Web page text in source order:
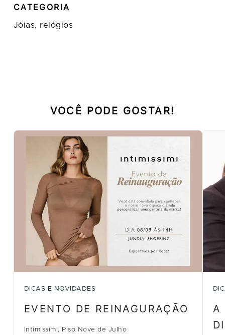
CATEGORIA
Jóias, relógios
VOCÊ PODE GOSTAR!
DICAS E NOVIDADES
EVENTO DE REINAGURAÇÃO
Intimissimi, Piso Nove de Julho
A